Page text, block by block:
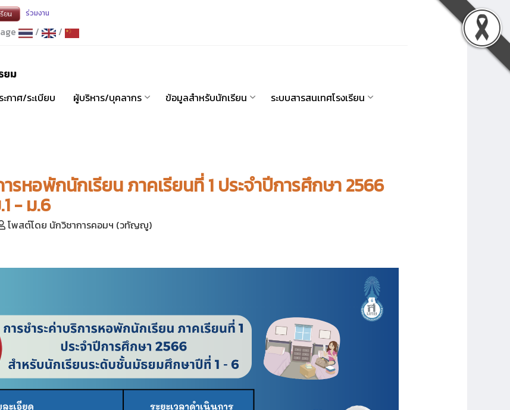
ร่วมงาน
/ /
ะกาศ/ระเบียบ ผู้บริหาร/บุคลากร ข้อมูลสำหรับนักเรียน ระบบสารสนเทศโรงเรียน
ารหอพักนักเรียน ภาคเรียนที่ 1 ประจำปีการศึกษา 2566
- ม.6
โพสต์โดย นักวิชาการคอมฯ (วทัญญู)